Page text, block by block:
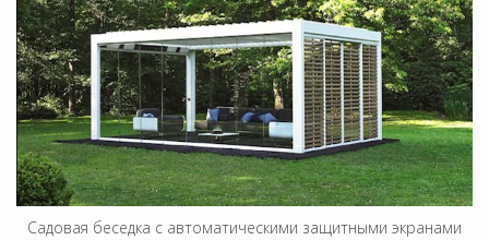
Садовая беседка с автоматическими защитными экранами